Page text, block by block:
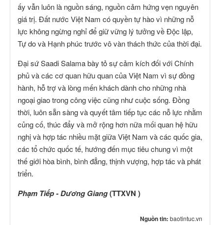
ấy vẫn luôn là nguồn sáng, nguồn cảm hứng vẹn nguyên
giá trị. Đất nước Việt Nam có quyền tự hào vì những nỗ
lực không ngừng nghỉ để giữ vững lý tưởng về Độc lập,
Tự do và Hạnh phúc trước vô vàn thách thức của thời đại.
Đại sứ Saadi Salama bày tỏ sự cảm kích đối với Chính
phủ và các cơ quan hữu quan của Việt Nam vì sự đồng
hành, hỗ trợ và lòng mến khách dành cho những nhà
ngoại giao trong công việc cũng như cuộc sống. Đồng
thời, luôn sẵn sàng và quyết tâm tiếp tục các nỗ lực nhằm
củng cố, thúc đẩy và mở rộng hơn nữa mối quan hệ hữu
nghị và hợp tác nhiều mặt giữa Việt Nam và các quốc gia,
các tổ chức quốc tế, hướng đến mục tiêu chung vì một
thế giới hòa bình, bình đẳng, thịnh vượng, hợp tác và phát
triển.
Phạm Tiếp - Dương Giang(TTXVN )
Nguồn tin: baotintuc.vn